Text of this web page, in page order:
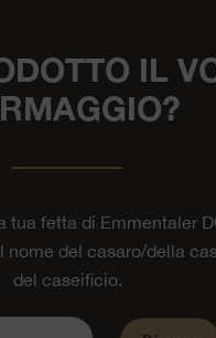
IL
tua fetta di Emmentaler
nome del casaro/della
del caseificio.